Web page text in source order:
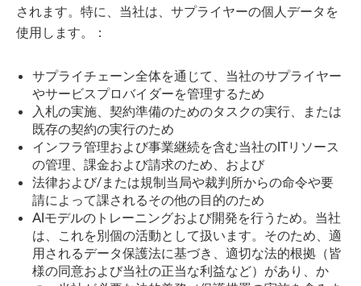
されます。特に、当社は、サプライヤーの個人データを
使用します。：
サプライチェーン全体を通じて、当社のサプライヤー
やサービスプロバイダーを管理するため
入札の実施、契約準備のためのタスクの実行、または
既存の契約の実行のため
インフラ管理および事業継続を含む当社のITリソース
の管理、課金および請求のため、および
法律および/または規制当局や裁判所からの命令や要
請によって課されるその他の目的のため
AIモデルのトレーニングおよび開発を行うため。当社
は、これを別個の活動として扱います。そのため、適
用されるデータ保護法に基づき、適切な法的根拠（皆
様の同意および当社の正当な利益など）があり、か